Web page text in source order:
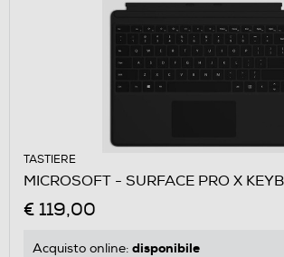
TASTIERE
MICROSOFT - SURFACE PRO X
€ 119,00
Acquisto online: disponibile